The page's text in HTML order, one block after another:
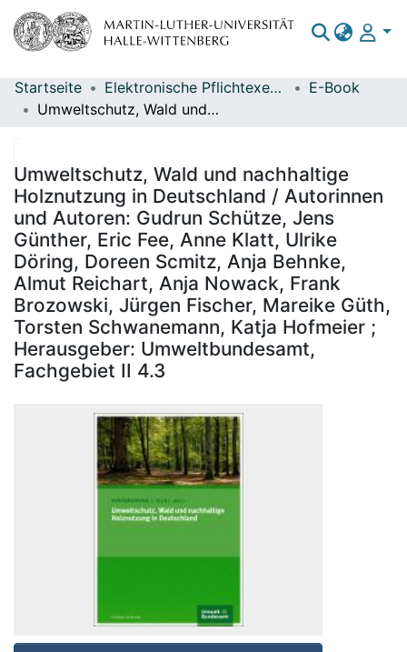
Bereiche & Sammlungen
Statistiken
Startseite Elektronische Pflichtexemplare
E-Book
Umweltschutz, Wald und nachhaltige Holznutzung in Deutschland / Autorinnen und Autoren: Gudrun Schütze, Jens Günther, Eric Fee, Anne Klatt, Ulrike Döring, Doreen Scmitz, Anja Behnke, Almut Reichart, Anja Nowack, Frank Brozowski, Jürgen Fischer, Mareike Güth, Torsten Schwanemann, Katja Hofmeier ; Herausgeber: Umweltbundesamt, Fachgebiet II 4.3
Umweltschutz, Wald und nachhaltige
Holznutzung in Deutschland / Autorinnen
und Autoren: Gudrun Schütze, Jens
Günther, Eric Fee, Anne Klatt, Ulrike
Döring, Doreen Scmitz, Anja Behnke,
Almut Reichart, Anja Nowack, Frank
Brozowski, Jürgen Fischer, Mareike Güth,
Torsten Schwanemann, Katja Hofmeier ;
Herausgeber: Umweltbundesamt,
Fachgebiet II 4.3